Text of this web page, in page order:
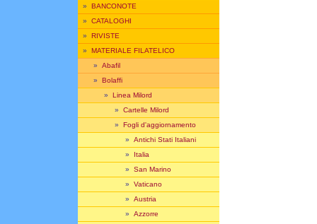
» BANCONOTE
» CATALOGHI
» RIVISTE
» MATERIALE FILATELICO
» Abafil
» Bolaffi
» Linea Milord
» Cartelle Milord
» Fogli d'aggiornamento
» Antichi Stati Italiani
» Italia
» San Marino
» Vaticano
» Austria
» Azzorre